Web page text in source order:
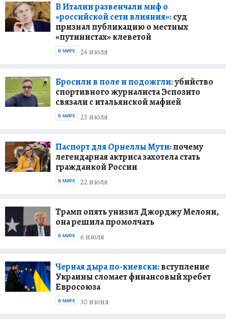
В Италии развенчали миф о
«российской сети влияния»:суд
признал публикацию о местных
«путинистах» клеветой
24 июля
В МИРЕ
Бросили в поле и подожгли:убийство
спортивного журналиста Эспозито
связали с итальянской мафией
23 июля
В МИРЕ
Паспорт для Орнеллы Мути:почему
легендарная актриса захотела стать
гражданкой России
22 июля
В МИРЕ
Трамп опять унизил Джорджу Мелони,
она решила промолчать
6 июля
В МИРЕ
Черная дыра по-киевски:вступление
Украины сломает финансовый хребет
Евросоюза
30 июня
В МИРЕ